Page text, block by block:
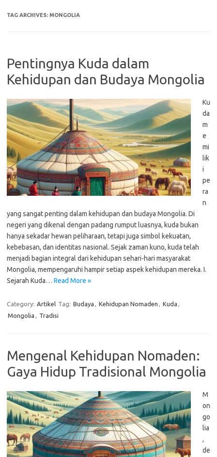
TAG ARCHIVES: MONGOLIA
Pentingnya Kuda dalam
Kehidupan dan Budaya Mongolia
Ku
da
m
e
mi
lik
i
pe
ra
n
yang sangat penting dalam kehidupan dan budaya Mongolia. Di
negeri yang dikenal dengan padang rumput luasnya, kuda bukan
hanya sekadar hewan peliharaan, tetapi juga simbol kekuatan,
kebebasan, dan identitas nasional. Sejak zaman kuno, kuda telah
menjadi bagian integral dari kehidupan sehari-hari masyarakat
Mongolia, mempengaruhi hampir setiap aspek kehidupan mereka. I.
Sejarah Kuda… Read More »
Category: Artikel Tag: Budaya , Kehidupan Nomaden , Kuda ,
Mongolia , Tradisi
Mengenal Kehidupan Nomaden:
Gaya Hidup Tradisional Mongolia
M
on
go
lia
,
de